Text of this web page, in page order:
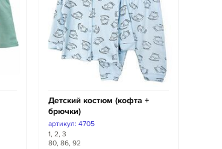
Детский костюм (кофта +
брючки)
артикул: 4705
1, 2, 3
80, 86, 92